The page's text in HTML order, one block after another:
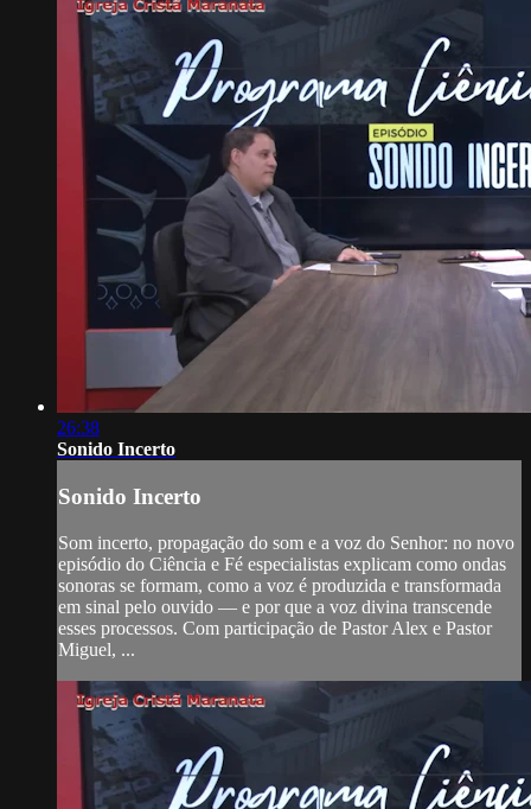
26:38
Sonido Incerto
Sonido Incerto
Som incerto, propagação do som e a voz do Senhor: no novo
episódio do Ciência e Fé especialistas explicam como ondas
sonoras se formam, como a voz é produzida e transformada
em sinal pelo ouvido — e por que a voz divina transcende
esses processos. Com participação de Pastor Alex e Pastor
Miguel, ...